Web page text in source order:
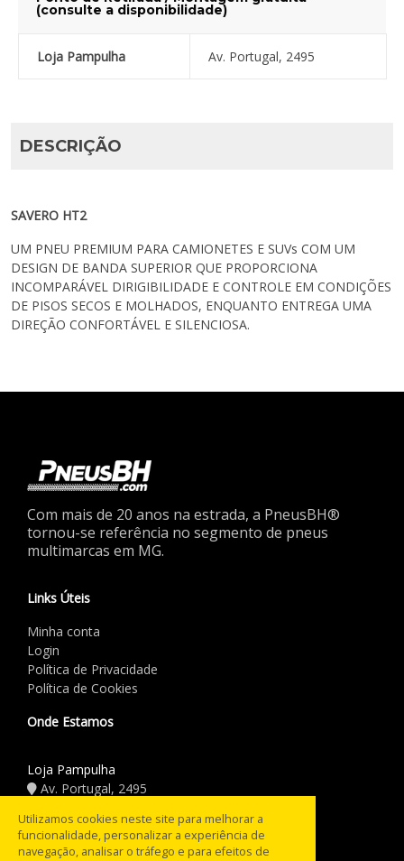
(consulte a disponibilidade)
Loja Pampulha Av. Portugal, 2495
DESCRIÇÃO
SAVERO HT2
UM PNEU PREMIUM PARA CAMIONETES E SUVs COM UM
DESIGN DE BANDA SUPERIOR QUE PROPORCIONA
INCOMPARÁVEL DIRIGIBILIDADE E CONTROLE EM CONDIÇÕES
DE PISOS SECOS E MOLHADOS, ENQUANTO ENTREGA UMA
DIREÇÃO CONFORTÁVEL E SILENCIOSA.
Com mais de 20 anos na estrada, a PneusBH®
tornou-se referência no segmento de pneus
multimarcas em MG.
Links Úteis
Minha conta
Login
Política de Privacidade
Política de Cookies
Onde Estamos
Loja Pampulha
Av. Portugal, 2495
Horário de Funcionamento
Utilizamos cookies neste site para melhorar a
funcionalidade, personalizar a experiência de
navegação, analisar o tráfego e para efeitos de